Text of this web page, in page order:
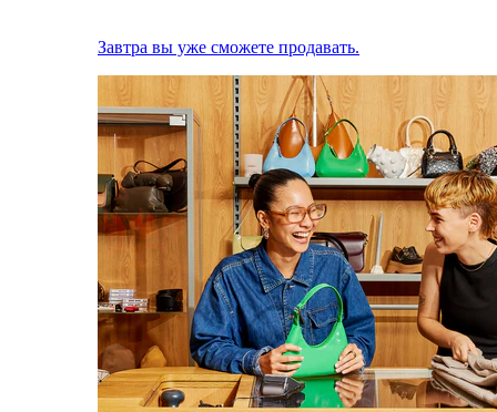
Завтра вы уже сможете продавать.